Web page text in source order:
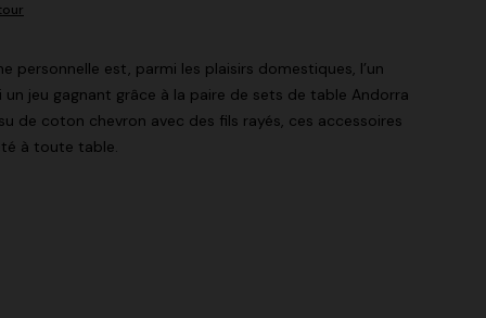
personnelle est, parmi les plaisirs domestiques, l’un
un jeu gagnant grâce à la paire de sets de table Andorra
de coton chevron avec des fils rayés, ces accessoires
à toute table.